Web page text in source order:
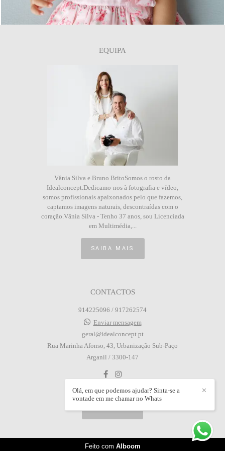
EQUIPA
Vânia Silva e Bruno BritoSomos o rosto da
Idealconcept.Dedicamo-nos à fotografia e vídeo,
somos profissionais apaixonados pelo que fazemos,
captamos imagens naturais, descontraídas com o
coração.Vânia Silva - Tenho 37 anos, sou Licenciada
em Multimédia,...
SAIBA MAIS
CONTACTOS
914225096 / 917262574
Enviar mensagem
geral@idealconcept.pt
Rua Marinha Afonso, 43, Urbanização Sub-Paço
Arganil / 3300-147
✕
Olá, em que podemos ajudar? Sinta-se a
vontade em me chamar no Whats
Feito com Alboom